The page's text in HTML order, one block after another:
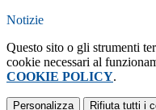
Notizie
Questo sito o gli strumenti
cookie necessari al
COOKIE POLICY.
Personalizza Rifiuta tutti i